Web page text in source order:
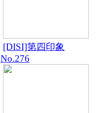
[DISI]第四印象
No.276